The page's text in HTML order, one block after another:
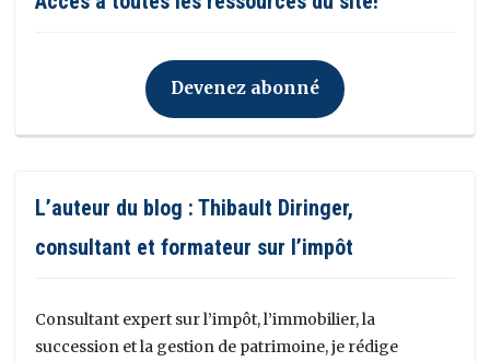
Devenez abonné
L’auteur du blog : Thibault Diringer,
consultant et formateur sur l’impôt
Consultant expert sur l’impôt, l’immobilier, la
succession et la gestion de patrimoine, je rédige